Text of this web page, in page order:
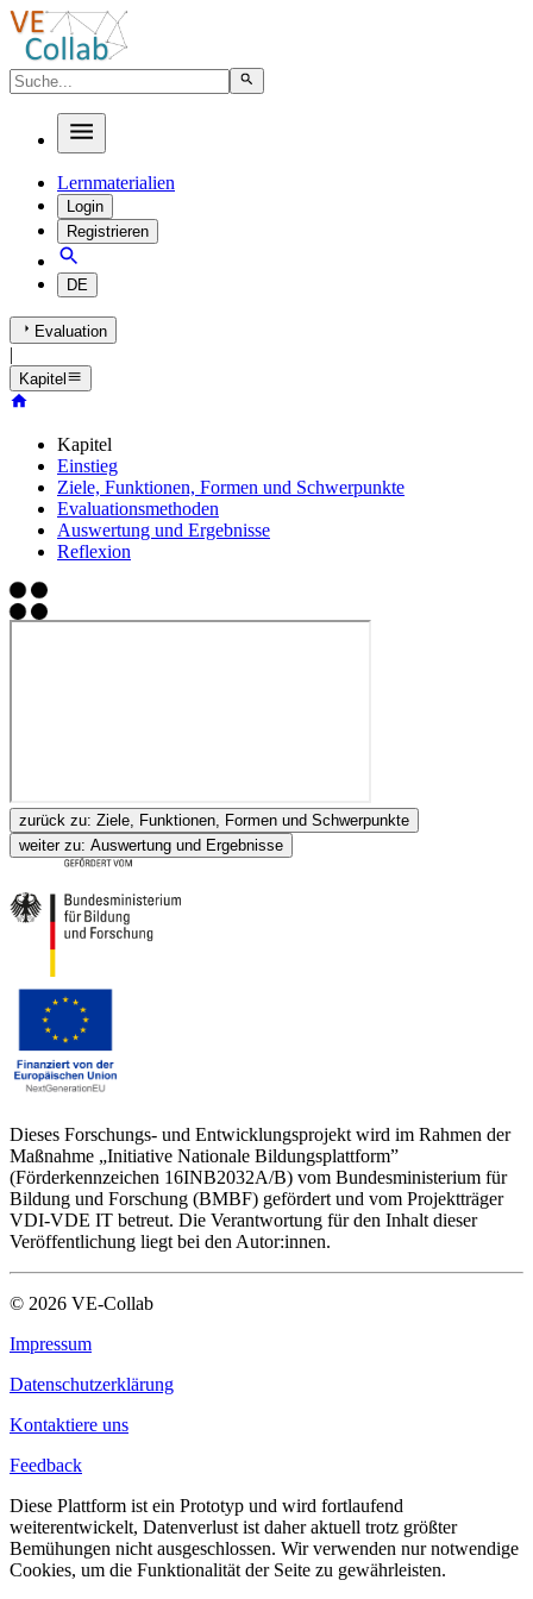
Lernmaterialien
Login
Registrieren
DE
Evaluation
|
Kapitel
Kapitel
Einstieg
Ziele, Funktionen, Formen und Schwerpunkte
Evaluationsmethoden
Auswertung und Ergebnisse
Reflexion
zurück zu: Ziele, Funktionen, Formen und Schwerpunkte
weiter zu: Auswertung und Ergebnisse
Dieses Forschungs- und Entwicklungsprojekt wird im Rahmen der
Maßnahme „Initiative Nationale Bildungsplattform”
(Förderkennzeichen 16INB2032A/B) vom Bundesministerium für
Bildung und Forschung (BMBF) gefördert und vom Projektträger
VDI-VDE IT betreut. Die Verantwortung für den Inhalt dieser
Veröffentlichung liegt bei den Autor:innen.
© 2026 VE-Collab
Impressum
Datenschutzerklärung
Kontaktiere uns
Feedback
Diese Plattform ist ein Prototyp und wird fortlaufend
weiterentwickelt, Datenverlust ist daher aktuell trotz größter
Bemühungen nicht ausgeschlossen. Wir verwenden nur notwendige
Cookies, um die Funktionalität der Seite zu gewährleisten.